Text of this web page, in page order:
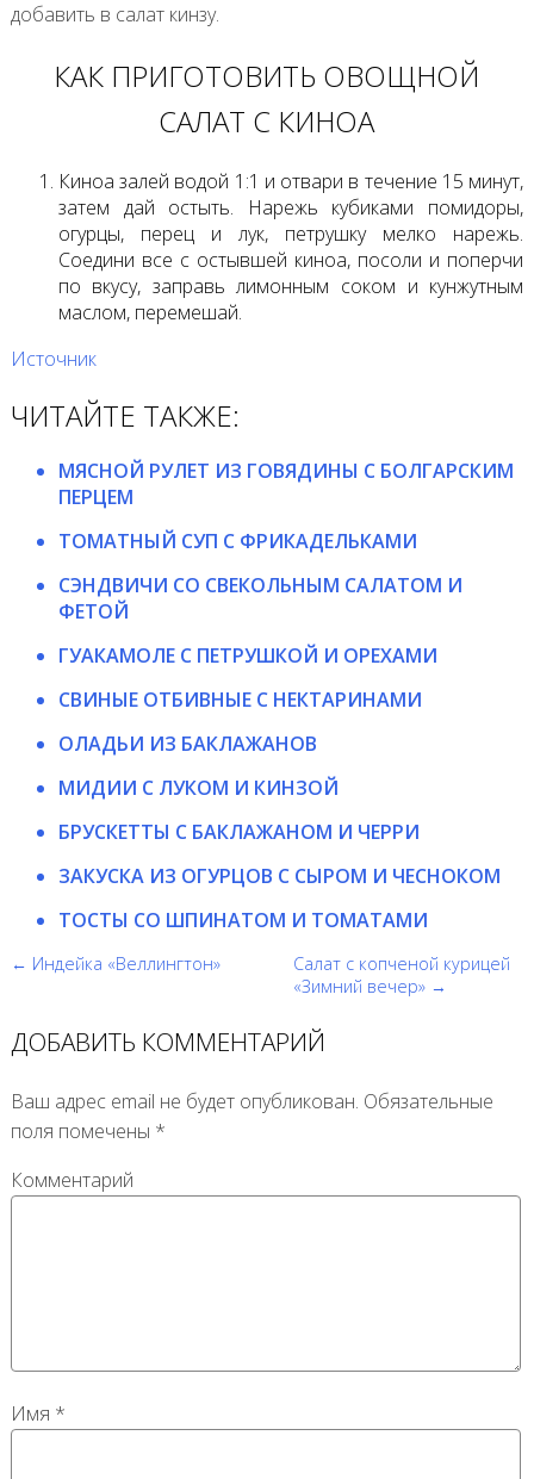
добавить в салат кинзу.
КАК ПРИГОТОВИТЬ ОВОЩНОЙ
САЛАТ С КИНОА
Киноа залей водой 1:1 и отвари в течение 15 минут,
затем дай остыть. Нарежь кубиками помидоры,
огурцы, перец и лук, петрушку мелко нарежь.
Соедини все с остывшей киноа, посоли и поперчи
по вкусу, заправь лимонным соком и кунжутным
маслом, перемешай.
Источник
ЧИТАЙТЕ ТАКЖЕ:
МЯСНОЙ РУЛЕТ ИЗ ГОВЯДИНЫ С БОЛГАРСКИМ
ПЕРЦЕМ
ТОМАТНЫЙ СУП С ФРИКАДЕЛЬКАМИ
СЭНДВИЧИ СО СВЕКОЛЬНЫМ САЛАТОМ И
ФЕТОЙ
ГУАКАМОЛЕ С ПЕТРУШКОЙ И ОРЕХАМИ
СВИНЫЕ ОТБИВНЫЕ С НЕКТАРИНАМИ
ОЛАДЬИ ИЗ БАКЛАЖАНОВ
МИДИИ С ЛУКОМ И КИНЗОЙ
БРУСКЕТТЫ С БАКЛАЖАНОМ И ЧЕРРИ
ЗАКУСКА ИЗ ОГУРЦОВ С СЫРОМ И ЧЕСНОКОМ
ТОСТЫ СО ШПИНАТОМ И ТОМАТАМИ
← Индейка «Веллингтон»
Салат с копченой курицей
«Зимний вечер» →
ДОБАВИТЬ КОММЕНТАРИЙ
Ваш адрес email не будет опубликован. Обязательные
поля помечены *
Комментарий
Имя *